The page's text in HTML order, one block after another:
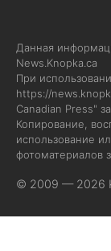
Данная
News.Knopka.ca
При
https://
Canadian Press"
Копирование,
использование
фотоматериалов
© 2009 — 2026